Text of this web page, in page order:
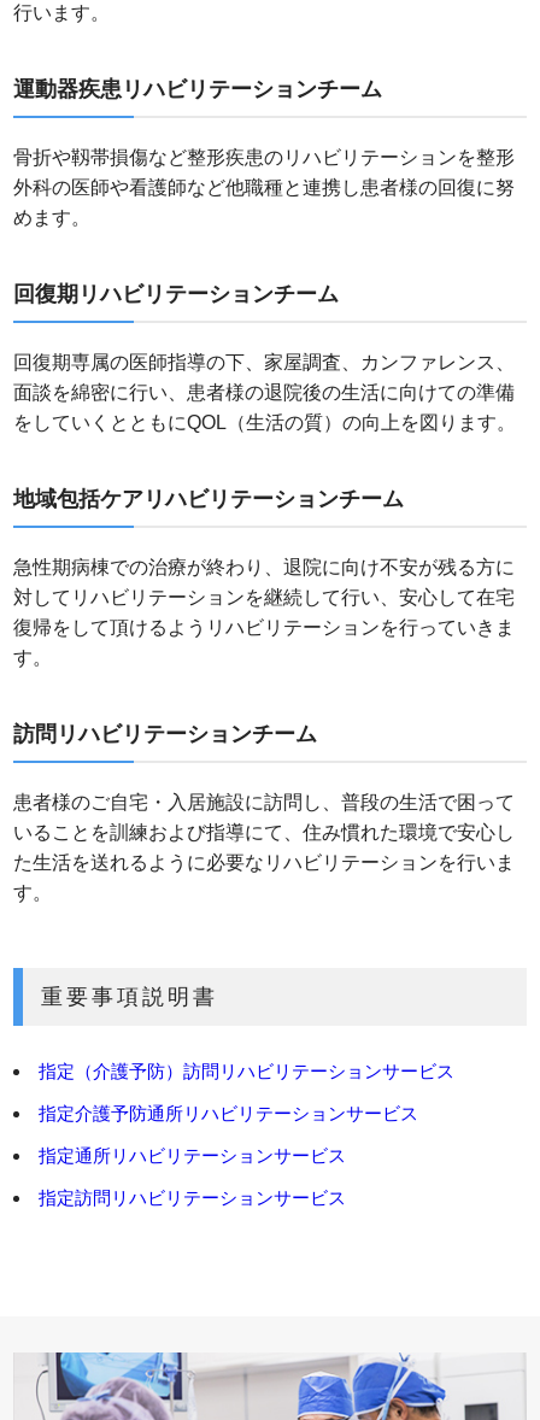
行います。
運動器疾患リハビリテーションチーム
骨折や靱帯損傷など整形疾患のリハビリテーションを整形
外科の医師や看護師など他職種と連携し患者様の回復に努
めます。
回復期リハビリテーションチーム
回復期専属の医師指導の下、家屋調査、カンファレンス、
面談を綿密に行い、患者様の退院後の生活に向けての準備
をしていくとともにQOL（生活の質）の向上を図ります。
地域包括ケアリハビリテーションチーム
急性期病棟での治療が終わり、退院に向け不安が残る方に
対してリハビリテーションを継続して行い、安心して在宅
復帰をして頂けるようリハビリテーションを行っていきま
す。
訪問リハビリテーションチーム
患者様のご自宅・入居施設に訪問し、普段の生活で困って
いることを訓練および指導にて、住み慣れた環境で安心し
た生活を送れるように必要なリハビリテーションを行いま
す。
重要事項説明書
指定（介護予防）訪問リハビリテーションサービス
指定介護予防通所リハビリテーションサービス
指定通所リハビリテーションサービス
指定訪問リハビリテーションサービス